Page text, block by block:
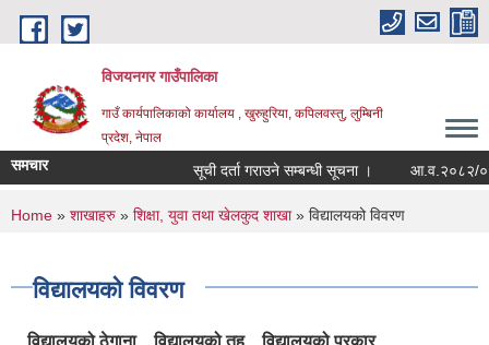
Skip to main content
विजयनगर गाउँपालिका
गाउँ कार्यपालिकाको कार्यालय , खुरुहुरिया, कपिलवस्तु, लुम्बिनी
प्रदेश, नेपाल
समचार सूची दर्ता गराउने सम्बन्धी सूचना । आ.व.२०८२/
You are here
Home » शाखाहरु » शिक्षा, युवा तथा खेलकुद शाखा» विद्यालयको विवरण
विद्यालयको विवरण